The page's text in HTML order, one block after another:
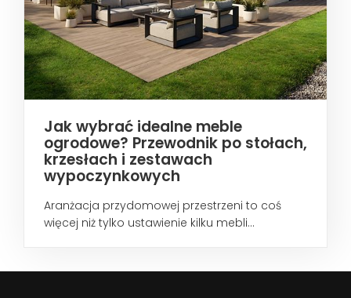
Jak wybrać idealne meble
ogrodowe? Przewodnik po stołach,
krzesłach i zestawach
wypoczynkowych
Aranżacja przydomowej przestrzeni to coś
więcej niż tylko ustawienie kilku mebli...